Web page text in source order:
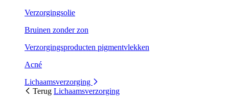
Verzorgingsolie
Bruinen zonder zon
Verzorgingsproducten pigmentvlekken
Acné
Lichaamsverzorging
Terug Lichaamsverzorging